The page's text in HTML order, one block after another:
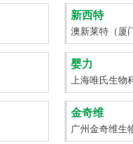
新西特
澳新莱特（厦
婴力
上海唯氏生物
金奇维
广州金奇维生